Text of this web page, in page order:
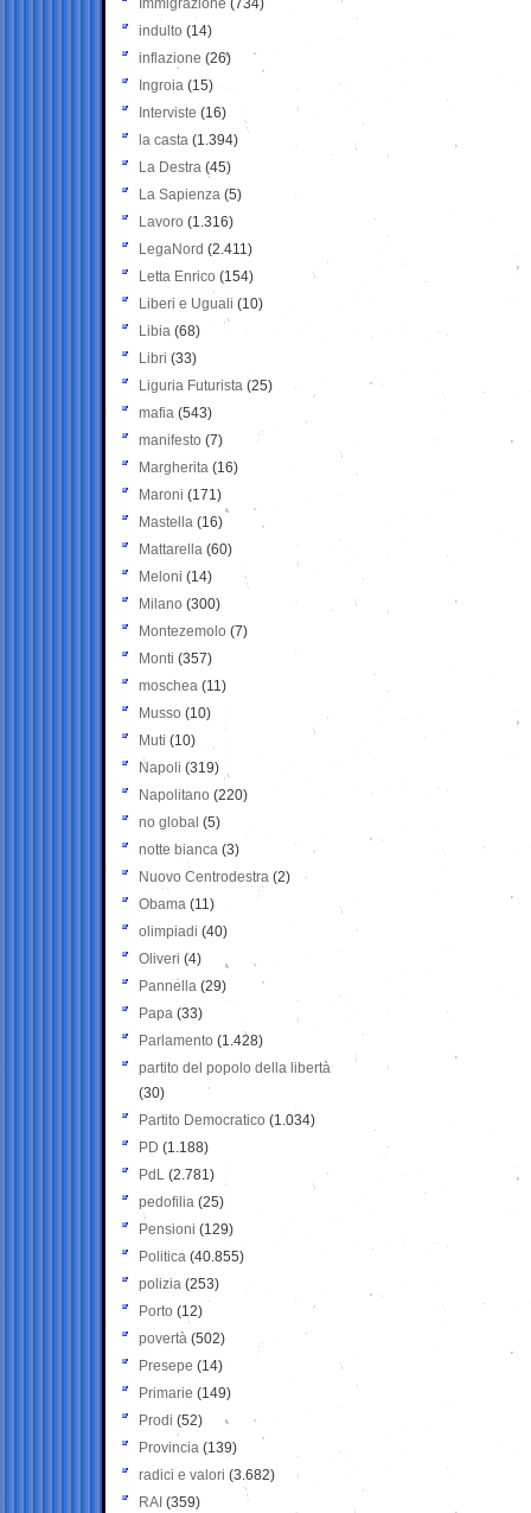
Immigrazione (734)
indulto (14)
inflazione (26)
Ingroia (15)
Interviste (16)
la casta (1.394)
La Destra (45)
La Sapienza (5)
Lavoro (1.316)
LegaNord (2.411)
Letta Enrico (154)
Liberi e Uguali (10)
Libia (68)
Libri (33)
Liguria Futurista (25)
mafia (543)
manifesto (7)
Margherita (16)
Maroni (171)
Mastella (16)
Mattarella (60)
Meloni (14)
Milano (300)
Montezemolo (7)
Monti (357)
moschea (11)
Musso (10)
Muti (10)
Napoli (319)
Napolitano (220)
no global (5)
notte bianca (3)
Nuovo Centrodestra (2)
Obama (11)
olimpiadi (40)
Oliveri (4)
Pannella (29)
Papa (33)
Parlamento (1.428)
partito del popolo della libertà
(30)
Partito Democratico (1.034)
PD (1.188)
PdL (2.781)
pedofilia (25)
Pensioni (129)
Politica (40.855)
polizia (253)
Porto (12)
povertà (502)
Presepe (14)
Primarie (149)
Prodi (52)
Provincia (139)
radici e valori (3.682)
RAI (359)